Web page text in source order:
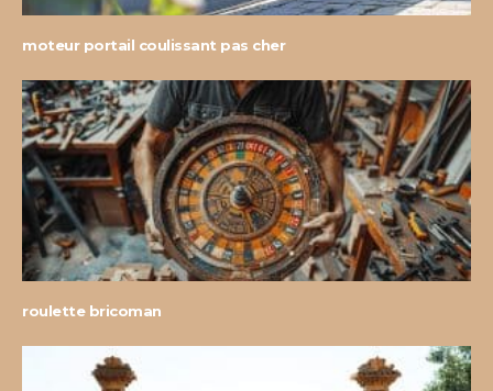
moteur portail coulissant pas cher
roulette bricoman